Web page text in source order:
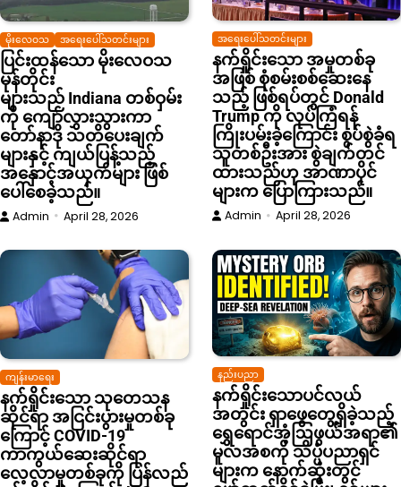
မိုးလေဝသ အရေးပေါ်သတင်းများ
ပြင်းထန်သော မိုးလေဝသ
မုန်တိုင်း
များသည် Indiana တစ်ဝှမ်း
ကို ကျော်လွှားသွားကာ
တော်နာဒို သတိပေးချက်
များနှင့် ကျယ်ပြန့်သည့်
အနှောင့်အယှက်များ ဖြစ်
ပေါ်စေခဲ့သည်။
Admin April 28, 2026
အရေးပေါ်သတင်းများ
နက်ရှိုင်းသော အမှုတစ်ခု
အဖြစ် စုံစမ်းစစ်ဆေးနေ
သည့် ဖြစ်ရပ်တွင် Donald
Trump ကို လုပ်ကြံရန်
ကြိုးပမ်းခဲ့ကြောင်း စွပ်စွဲခံရ
သူတစ်ဦးအား စွဲချက်တင်
ထားသည်ဟု အာဏာပိုင်
များက ပြောကြားသည်။
Admin April 28, 2026
ကျန်းမာရေး
နက်ရှိုင်းသော သုတေသန
ဆိုင်ရာ အငြင်းပွားမှုတစ်ခု
ကြောင့် COVID-19
ကာကွယ်ဆေးဆိုင်ရာ
လေ့လာမှုတစ်ခုကို ပြန်လည်
နည်းပညာ
နက်ရှိုင်းသောပင်လယ်
အတွင်း ရှာဖွေတွေ့ရှိခဲ့သည့်
ရွှေရောင်အံ့ဩဖွယ်အရာ၏
မူလအစကို သိပ္ပံပညာရှင်
များက နောက်ဆုံးတွင်